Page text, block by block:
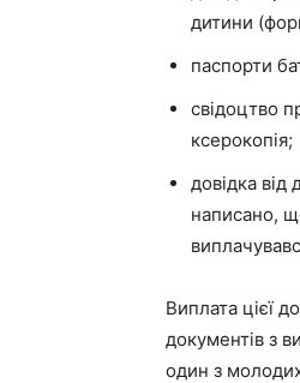
дитини
паспорти
свідоцтво
ксерокопія;
довідка від
написано,
Виплата цієї
документів з
один з